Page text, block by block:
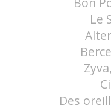
Le
Des